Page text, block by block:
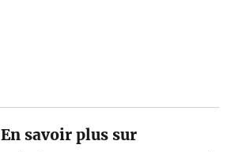
En savoir plus sur